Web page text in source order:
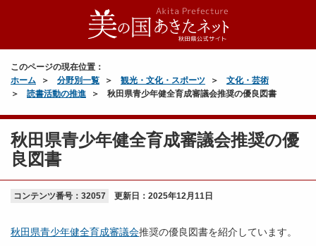
このページの現在位置：
ホーム
分野別一覧 観光・文化・スポーツ
文化・芸術
読書活動の推進
秋田県青少年健全育成審議会推奨の優良図書
秋田県青少年健全育成審議会推奨の優
良図書
コンテンツ番号：32057 更新日： 2025年12月11日
秋田県青少年健全育成審議会推奨の優良図書を紹介しています。